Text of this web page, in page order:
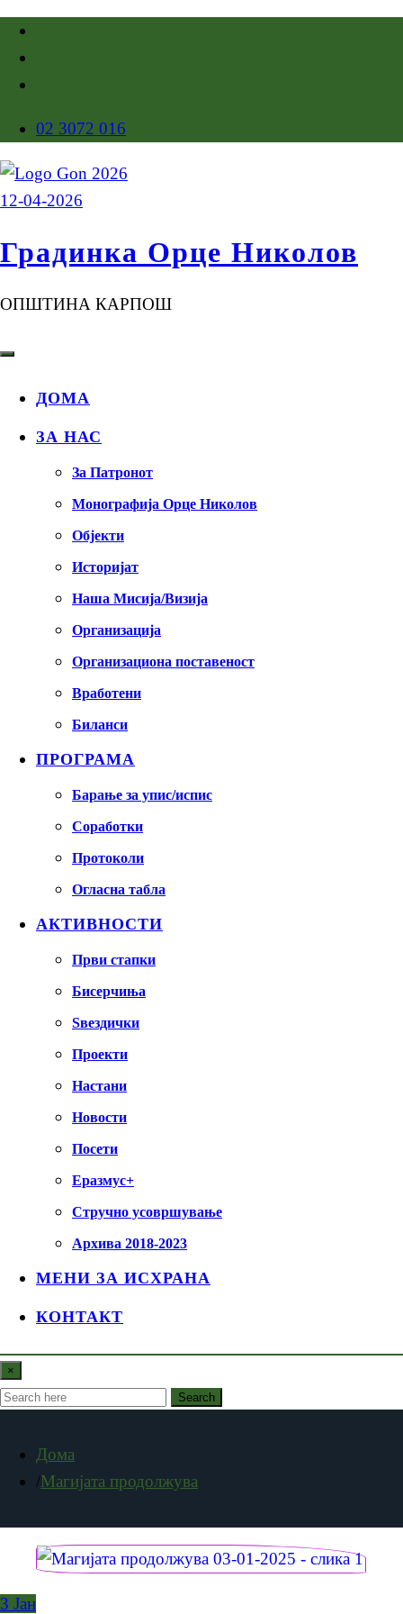
02 3072 016
Градинка Орце Николов
ОПШТИНА КАРПОШ
ДОМА
ЗА НАС
За Патронот
Монографија Орце Николов
Објекти
Историјат
Наша Мисија/Визија
Организација
Организациона поставеност
Вработени
Биланси
ПРОГРАМА
Барање за упис/испис
Соработки
Протоколи
Огласна табла
АКТИВНОСТИ
Први стапки
Бисерчиња
Ѕвездички
Проекти
Настани
Новости
Посети
Еразмус+
Стручно усовршување
Архива 2018-2023
МЕНИ ЗА ИСХРАНА
КОНТАКТ
×
Search
Дома
Магијата продолжува
3 Јан